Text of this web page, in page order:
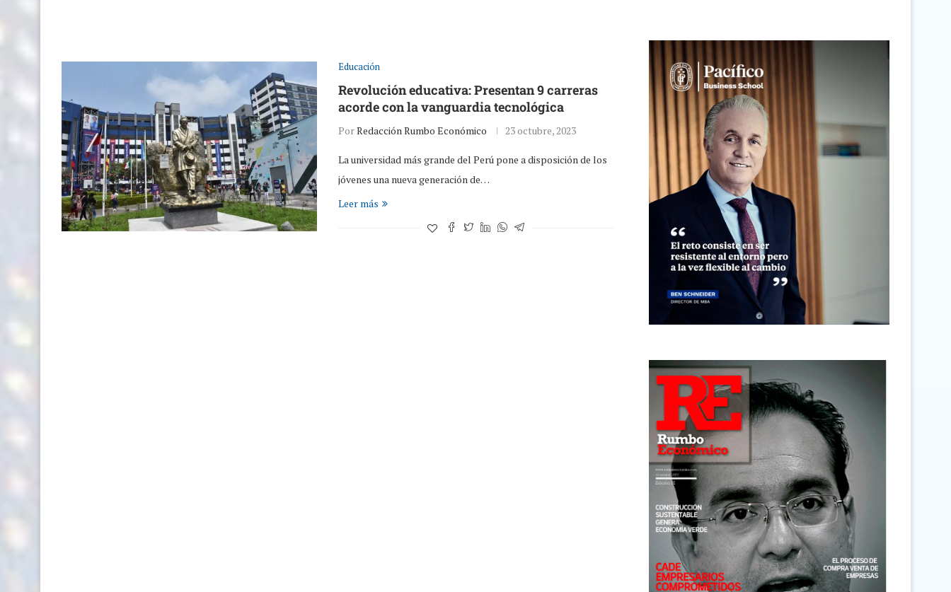
Educación
Revolución educativa: Presentan 9 carreras
acorde con la vanguardia tecnológica
PorRedacción Rumbo Económico 23 octubre, 2023
La universidad más grande del Perú pone a disposición de los
jóvenes una nueva generación de…
Leer más